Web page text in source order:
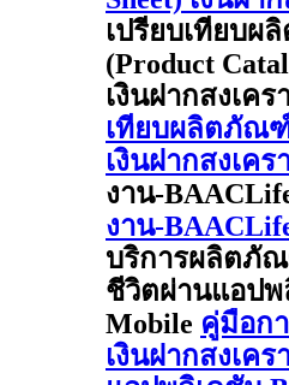
เปรียบเทียบ
(Product
เงินฝากสงเค
เทียบผลิตภัณฑ์
เงินฝากสงเค
งาน-
งาน-
บริการผลิตภัณ
ชีวิตผ่านแอปพ
Mobile คู่มือก
เงินฝากสงเค